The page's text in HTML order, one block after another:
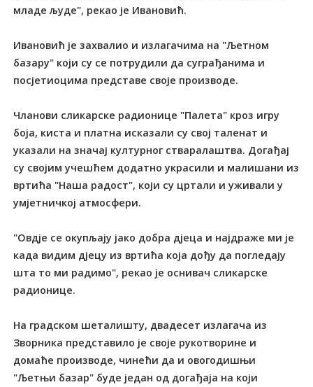
младе људе", рекао је Ивановић.
Ивановић је захвалио и излагачима на "Љетном
базару" који су се потрудили да суграђанима и
посјетиоцима представе своје производе.
Чланови сликарске радионице "Палета" кроз игру
боја, киста и платна исказали су свој таленат и
указали на значај културног стваралаштва. Догађај
су својим учешћем додатно украсили и малишани из
вртића "Наша радост", који су цртали и уживали у
умјетничкој атмосфери.
"Овдје се окупљају јако добра дјеца и најдраже ми је
када видим дјецу из вртића која дођу да погледају
шта то ми радимо", рекао је оснивач сликарске
радионице.
На градском шеталишту, двадесет излагача из
Зворника представило је своје рукотворине и
домаће производе, чинећи да и овогодишњи
"Љетњи базар" буде један од догађаја на који